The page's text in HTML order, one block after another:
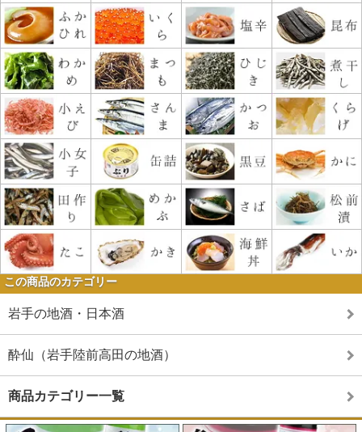
この商品のカテゴリー
岩手の地酒・日本酒
酔仙（岩手陸前高田の地酒）
商品カテゴリー一覧